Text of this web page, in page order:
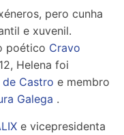
pero cunha
e xuvenil.
poético Cravo
Helena foi
de Castro e membro
Galega .
e vicepresidenta